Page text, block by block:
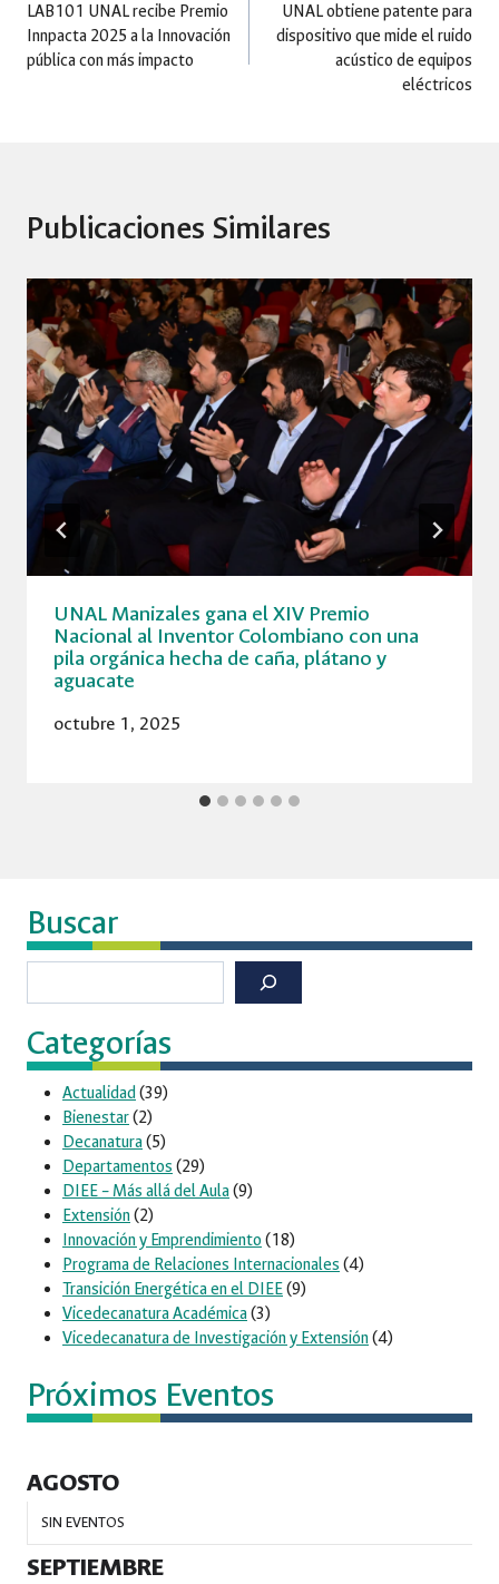
de
LAB101 UNAL recibe Premio
Innpacta 2025 a la Innovación
pública con más impacto
UNAL obtiene patente para
dispositivo que mide el ruido
acústico de equipos
eléctricos
Publicaciones Similares
UNAL Manizales gana el XIV Premio
Nacional al Inventor Colombiano con una
pila orgánica hecha de caña, plátano y
aguacate
octubre 1, 2025
Buscar
Categorías
Actualidad(39)
Bienestar(2)
Decanatura(5)
Departamentos (29)
DIEE – Más allá del Aula(9)
Extensión(2)
Innovación y Emprendimiento (18)
Programa de Relaciones Internacionales (4)
Transición Energética en el DIEE(9)
Vicedecanatura Académica(3)
Vicedecanatura de Investigación y Extensión(4)
Próximos Eventos
AGOSTO
SIN EVENTOS
SEPTIEMBRE